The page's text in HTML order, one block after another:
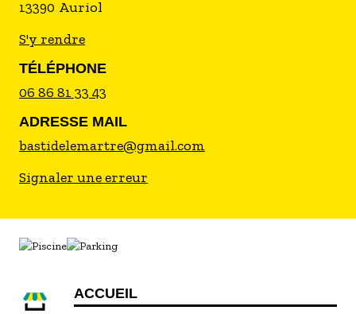
13390 Auriol
S'y rendre
TÉLÉPHONE
06 86 81 33 43
ADRESSE MAIL
bastidelemartre@gmail.com
Signaler une erreur
ACCUEIL